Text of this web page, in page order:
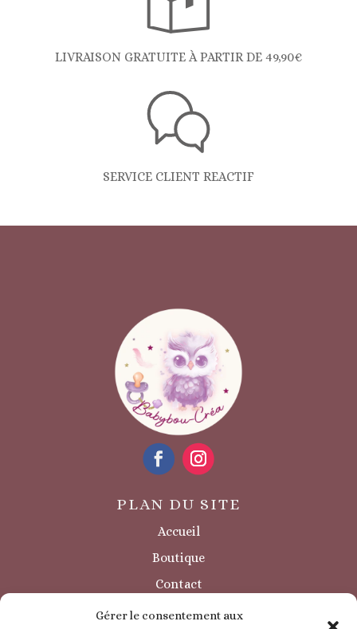
Gérer le consentement aux
LIVRAISON GRATUITE À PARTIR DE 49,90€
SERVICE CLIENT REACTIF
PLAN DU SITE
Accueil
Boutique
Contact
Sécurité / à savoir